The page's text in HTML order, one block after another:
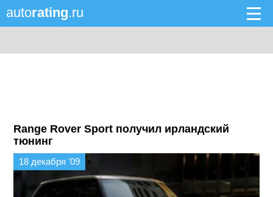
autorating.ru
Range Rover Sport получил ирландский
тюнинг
18 декабря '09